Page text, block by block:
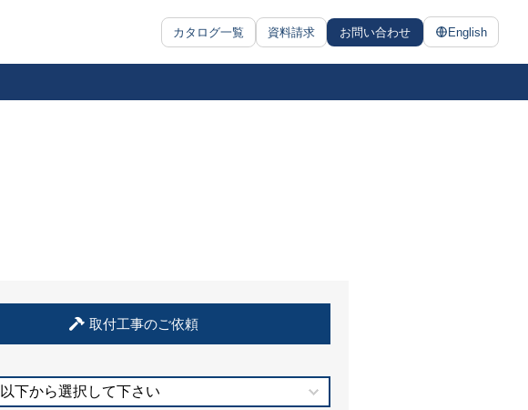
カタログ一覧 資料請求 お問い合わせ English
取付工事のご依頼
以下から選択して下さい